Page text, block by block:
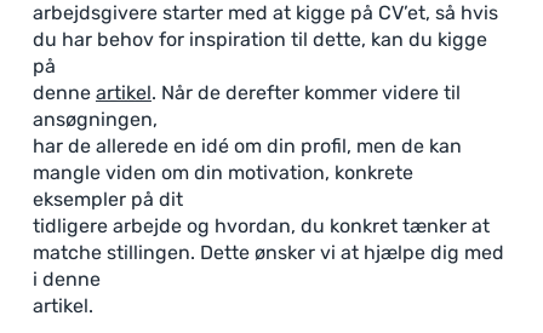
arbejdsgivere starter med at kigge på CV’et, så hvis
du har behov for inspiration til dette, kan du kigge
på
denne artikel. Når de derefter kommer videre til
ansøgningen,
har de allerede en idé om din profil, men de kan
mangle viden om din motivation, konkrete
eksempler på dit
tidligere arbejde og hvordan, du konkret tænker at
matche stillingen. Dette ønsker vi at hjælpe dig med
i denne
artikel.